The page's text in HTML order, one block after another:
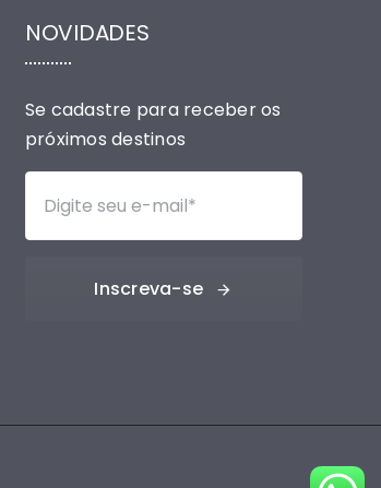
NOVIDADES
Se cadastre para receber os
próximos destinos
Inscreva-se